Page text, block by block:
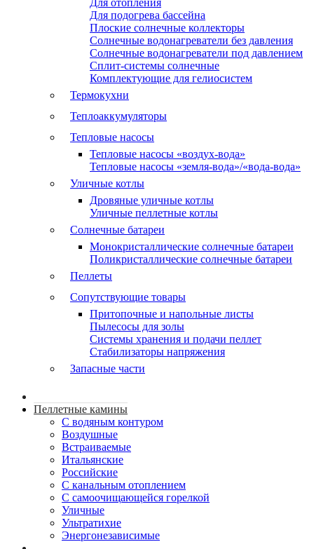
Для отопления
Для подогрева бассейна
Плоские солнечные коллекторы
Солнечные водонагреватели без давления
Солнечные водонагреватели под давлением
Сплит-системы солнечные
Комплектующие для гелиосистем
Термокухни
Теплоаккумуляторы
Тепловые насосы
Тепловые насосы «воздух-вода»
Тепловые насосы «земля-вода»/«вода-вода»
Уличные котлы
Дровяные уличные котлы
Уличные пеллетные котлы
Солнечные батареи
Монокристаллические солнечные батареи
Поликристаллические солнечные батареи
Пеллеты
Сопутствующие товары
Притопочные и напольные листы
Пылесосы для золы
Системы хранения и подачи пеллет
Стабилизаторы напряжения
Запасные части
Пеллетные камины
C водяным контуром
Воздушные
Встраиваемые
Итальянские
Российские
С канальным отоплением
С самоочищающейся горелкой
Уличные
Ультратихие
Энергонезависимые